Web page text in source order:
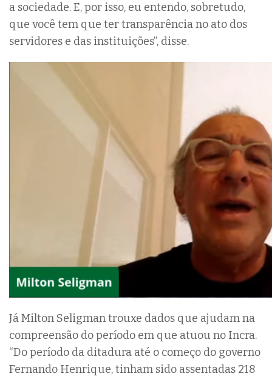
a sociedade. E, por isso, eu entendo, sobretudo,
que você tem que ter transparência no ato dos
servidores e das instituições”, disse.
Já Milton Seligman trouxe dados que ajudam na
compreensão do período em que atuou no Incra.
“Do período da ditadura até o começo do governo
Fernando Henrique, tinham sido assentadas 218